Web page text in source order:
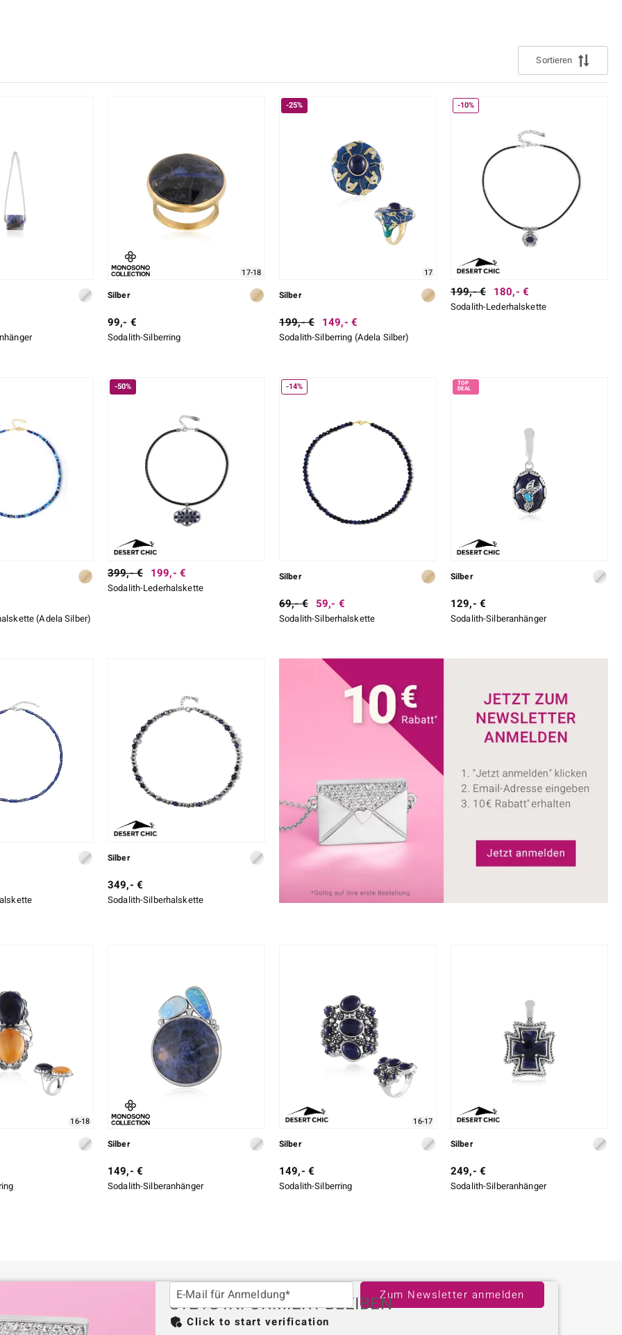
Sortieren
17-18
Silber
99,- €
Sodalith-Silberring
-25%
17
Silber
199,- € 149,- €
Sodalith-Silberring (Adela Silber)
-10%
199,- € 180,- €
Sodalith-Lederhalskette
(Adela Silber)
-50%
399,- € 199,- €
Sodalith-Lederhalskette
-14%
Silber
69,- € 59,- €
Sodalith-Silberhalskette
Silber
129,- €
Sodalith-Silberanhänger
Silber
349,- €
Sodalith-Silberhalskette
16-18
Silber
149,- €
Sodalith-Silberanhänger
16-17
Silber
149,- €
Sodalith-Silberring
Silber
249,- €
Sodalith-Silberanhänger
STETS INFORMIERT BLEIBEN
E-Mail für Anmeldung*
Zum Newsletter anmelden
Click to start verification